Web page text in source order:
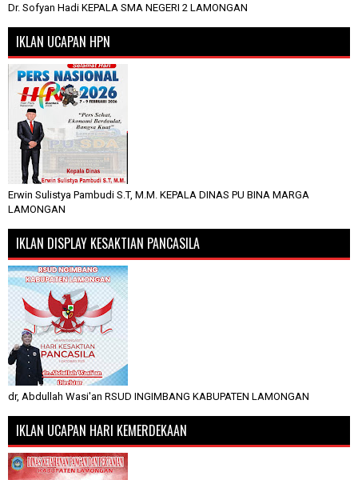
Dr. Sofyan Hadi KEPALA SMA NEGERI 2 LAMONGAN
IKLAN UCAPAN HPN
Erwin Sulistya Pambudi S.T, M.M. KEPALA DINAS PU BINA MARGA
LAMONGAN
IKLAN DISPLAY KESAKTIAN PANCASILA
dr, Abdullah Wasi'an RSUD INGIMBANG KABUPATEN LAMONGAN
IKLAN UCAPAN HARI KEMERDEKAAN